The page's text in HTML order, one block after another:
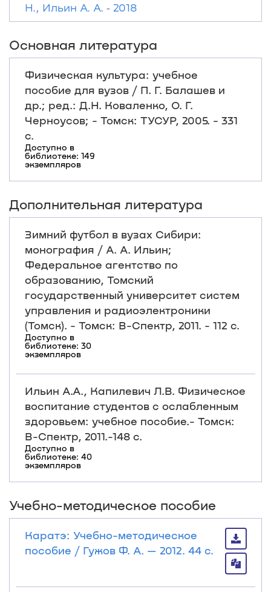
Н., Ильин А. А. ‐ 2018
Основная литература
Физическая культура: учебное
пособие для вузов / П. Г. Балашев и
др.; ред.: Д.Н. Коваленко, О. Г.
Черноусов; - Томск: ТУСУР, 2005. - 331
с.
Доступно в
библиотеке: 149
экземпляров
Дополнительная литература
Зимний футбол в вузах Сибири:
монография / А. А. Ильин;
Федеральное агентство по
образованию, Томский
государственный университет систем
управления и радиоэлектроники
(Томск). - Томск: В-Спектр, 2011. - 112 с.
Доступно в
библиотеке: 30
экземпляров
Ильин А.А., Капилевич Л.В. Физическое
воспитание студентов с ослабленным
здоровьем: учебное пособие.- Томск:
В-Спектр, 2011.-148 с.
Доступно в
библиотеке: 40
экземпляров
Учебно-методическое пособие
Каратэ: Учебно-методическое
пособие / Гужов Ф. А. — 2012. 44 с.